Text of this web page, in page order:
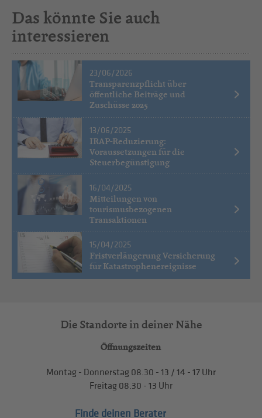
Das könnte Sie auch
interessieren
23/06/2026
Transparenzpflicht über
öffentliche Beiträge und
Zuschüsse 2025
13/06/2025
IRAP-Reduzierung:
Voraussetzungen für die
Steuerbegünstigung
16/04/2025
Mitteilungen von
tourismusbezogenen
Transaktionen
15/04/2025
Fristverlängerung Versicherung
für Katastrophenereignisse
Die Standorte in deiner Nähe
Öffnungszeiten
Montag - Donnerstag 08.30 - 13 / 14 - 17 Uhr
Freitag 08.30 - 13 Uhr
Finde deinen Berater